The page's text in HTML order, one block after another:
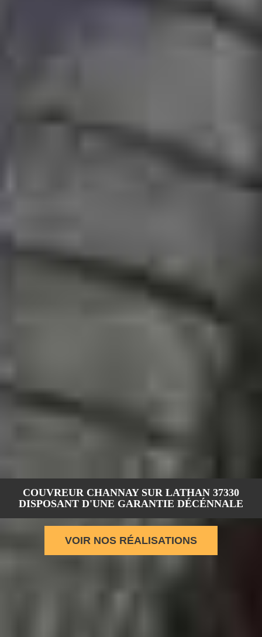
COUVREUR CHANNAY SUR LATHAN 37330
DISPOSANT D'UNE GARANTIE DÉCÉNNALE
VOIR NOS RÉALISATIONS